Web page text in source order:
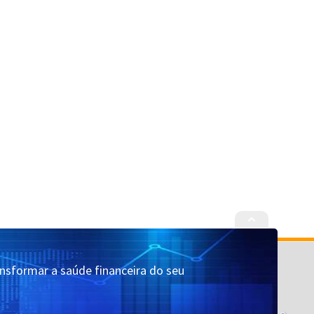
Cadastrar Quem Somos
a saúde financeira do seu